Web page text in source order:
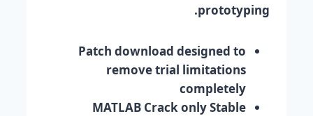
prototyping.
Patch download designed to
remove trial limitations
completely
MATLAB Crack only Stable